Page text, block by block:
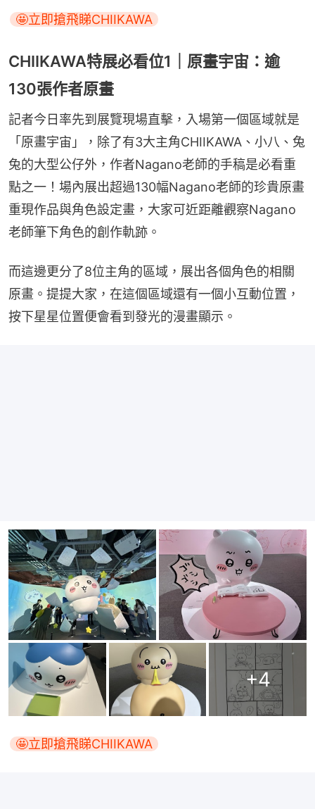
🤩立即搶飛睇CHIIKAWA
CHIIKAWA特展必看位1｜原畫宇宙：逾
130張作者原畫
記者今日率先到展覽現場直擊，入場第一個區域就是
「原畫宇宙」，除了有3大主角CHIIKAWA、小八、兔
兔的大型公仔外，作者Nagano老師的手稿是必看重
點之一！場內展出超過130幅Nagano老師的珍貴原畫
重現作品與角色設定畫，大家可近距離觀察Nagano
⽼師筆下角色的創作軌跡。
而這邊更分了8位主角的區域，展出各個角色的相關
原畫。提提大家，在這個區域還有一個小互動位置，
按下星星位置便會看到發光的漫畫顯示。
+4
🤩立即搶飛睇CHIIKAWA